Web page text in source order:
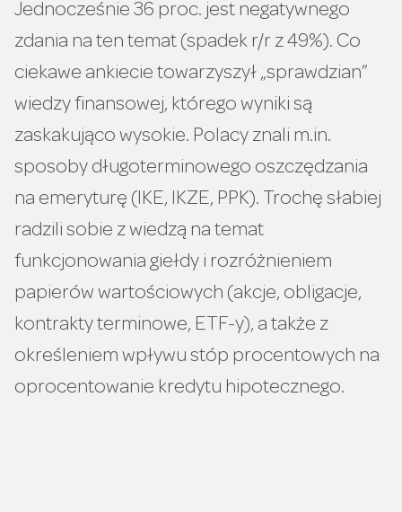
Jednocześnie 36 proc. jest negatywnego
zdania na ten temat (spadek r/r z 49%). Co
ciekawe ankiecie towarzyszył „sprawdzian”
wiedzy finansowej, którego wyniki są
zaskakująco wysokie. Polacy znali m.in.
sposoby długoterminowego oszczędzania
na emeryturę (IKE, IKZE, PPK). Trochę słabiej
radzili sobie z wiedzą na temat
funkcjonowania giełdy i rozróżnieniem
papierów wartościowych (akcje, obligacje,
kontrakty terminowe, ETF-y), a także z
określeniem wpływu stóp procentowych na
oprocentowanie kredytu hipotecznego.